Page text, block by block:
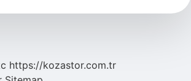
https://kozastor.com.tr